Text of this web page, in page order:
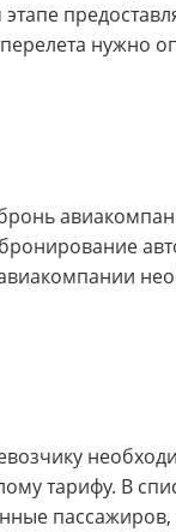
нужно
тарифу. В